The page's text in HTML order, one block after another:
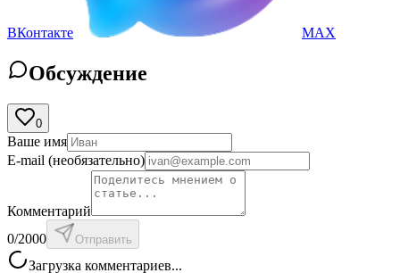
ВКонтакте MAX
Обсуждение
0
Ваше имя
E-mail (необязательно)
Комментарий
0/2000 Отправить
Загрузка комментариев...